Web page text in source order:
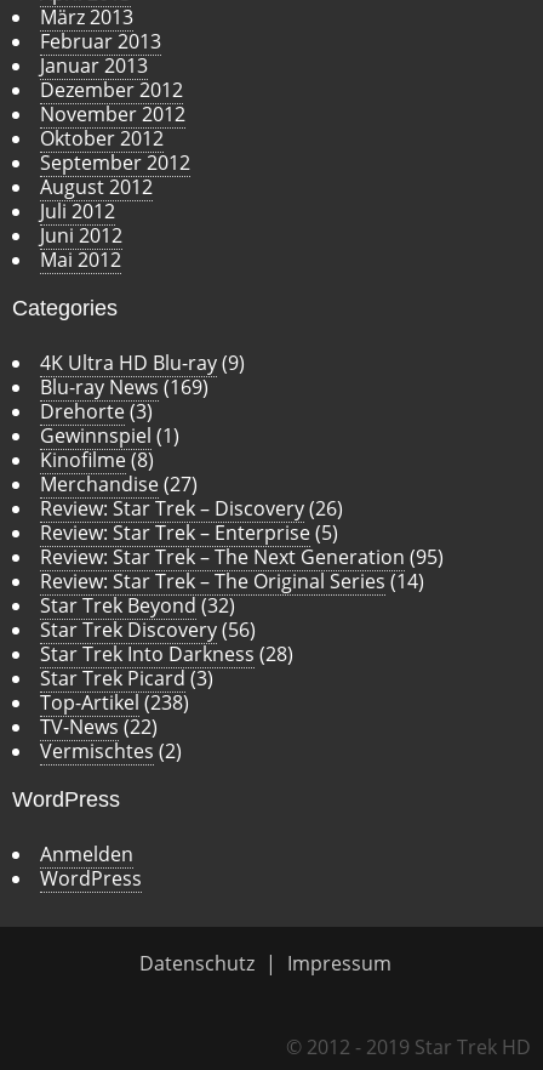
März 2013
Februar 2013
Januar 2013
Dezember 2012
November 2012
Oktober 2012
September 2012
August 2012
Juli 2012
Juni 2012
Mai 2012
Categories
4K Ultra HD Blu-ray(9)
Blu-ray News (169)
Drehorte(3)
Gewinnspiel (1)
Kinofilme(8)
Merchandise(27)
Review: Star Trek – Discovery(26)
Review: Star Trek – Enterprise(5)
Review: Star Trek – The Next Generation (95)
Review: Star Trek – The Original Series (14)
Star Trek Beyond (32)
Star Trek Discovery(56)
Star Trek Into Darkness (28)
Star Trek Picard (3)
Top-Artikel (238)
TV-News (22)
Vermischtes (2)
WordPress
Anmelden
WordPress
Datenschutz Impressum
© 2012 - 2019 Star Trek HD